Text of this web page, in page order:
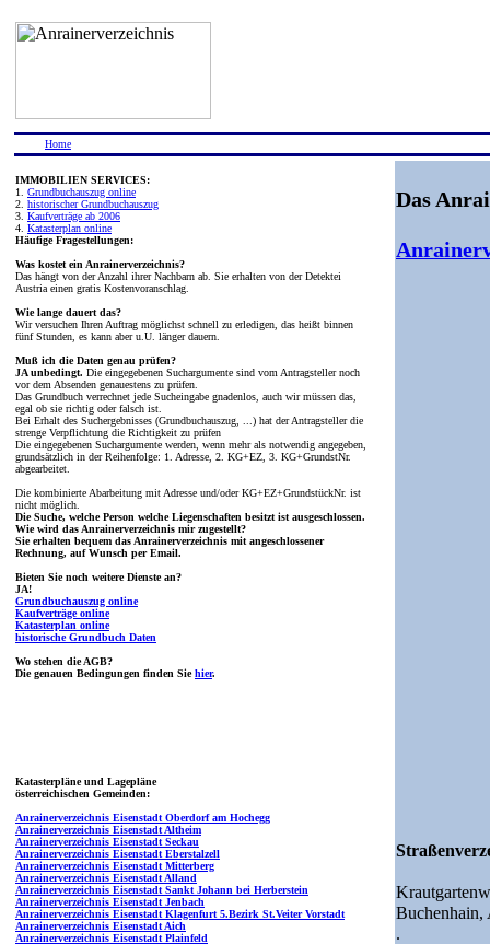
Home
IMMOBILIEN SERVICES:
1. Grundbuchauszug online
2. historischer Grundbuchauszug
3. Kaufverträge ab 2006
4. Katasterplan online
Häufige Fragestellungen:
Was kostet ein Anrainerverzeichnis?
Das hängt von der Anzahl ihrer Nachbarn ab. Sie erhalten von der Detektei
Austria einen gratis Kostenvoranschlag.
Wie lange dauert das?
Wir versuchen Ihren Auftrag möglichst schnell zu erledigen, das heißt binnen
fünf Stunden, es kann aber u.U. länger dauern.
Muß ich die Daten genau prüfen?
JA unbedingt. Die eingegebenen Suchargumente sind vom Antragsteller noch
vor dem Absenden genauestens zu prüfen.
Das Grundbuch verrechnet jede Sucheingabe gnadenlos, auch wir müssen das,
egal ob sie richtig oder falsch ist.
Bei Erhalt des Suchergebnisses (Grundbuchauszug, ...) hat der Antragsteller die
strenge Verpflichtung die Richtigkeit zu prüfen
Die eingegebenen Suchargumente werden, wenn mehr als notwendig angegeben,
grundsätzlich in der Reihenfolge: 1. Adresse, 2. KG+EZ, 3. KG+GrundstNr.
abgearbeitet.
Die kombinierte Abarbeitung mit Adresse und/oder KG+EZ+GrundstückNr. ist
nicht möglich.
Die Suche, welche Person welche Liegenschaften besitzt ist ausgeschlossen.
Wie wird das Anrainerverzeichnis mir zugestellt?
Sie erhalten bequem das Anrainerverzeichnis mit angeschlossener
Rechnung, auf Wunsch per Email.
Bieten Sie noch weitere Dienste an?
JA!
Grundbuchauszug online
Kaufverträge online
Katasterplan online
historische Grundbuch Daten
Wo stehen die AGB?
Die genauen Bedingungen finden Siehier.
Katasterpläne und Lagepläne
österreichischen Gemeinden:
Anrainerverzeichnis Eisenstadt Oberdorf am Hochegg
Anrainerverzeichnis Eisenstadt Altheim
Anrainerverzeichnis Eisenstadt Seckau
Anrainerverzeichnis Eisenstadt Eberstalzell
Anrainerverzeichnis Eisenstadt Mitterberg
Anrainerverzeichnis Eisenstadt Alland
Anrainerverzeichnis Eisenstadt Sankt Johann bei Herberstein
Anrainerverzeichnis Eisenstadt Jenbach
Anrainerverzeichnis Eisenstadt Klagenfurt 5.Bezirk St.Veiter Vorstadt
Anrainerverzeichnis Eisenstadt Aich
Anrainerverzeichnis Eisenstadt Plainfeld
Das
Buchenhain,
.